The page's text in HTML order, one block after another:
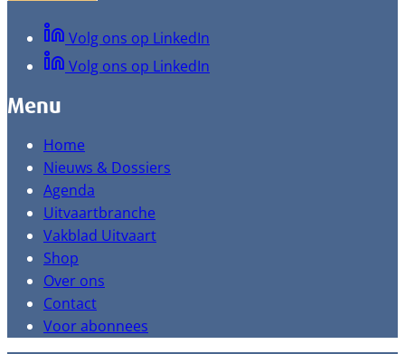
Volg ons op LinkedIn
Volg ons op LinkedIn
Menu
Home
Nieuws & Dossiers
Agenda
Uitvaartbranche
Vakblad Uitvaart
Shop
Over ons
Contact
Voor abonnees